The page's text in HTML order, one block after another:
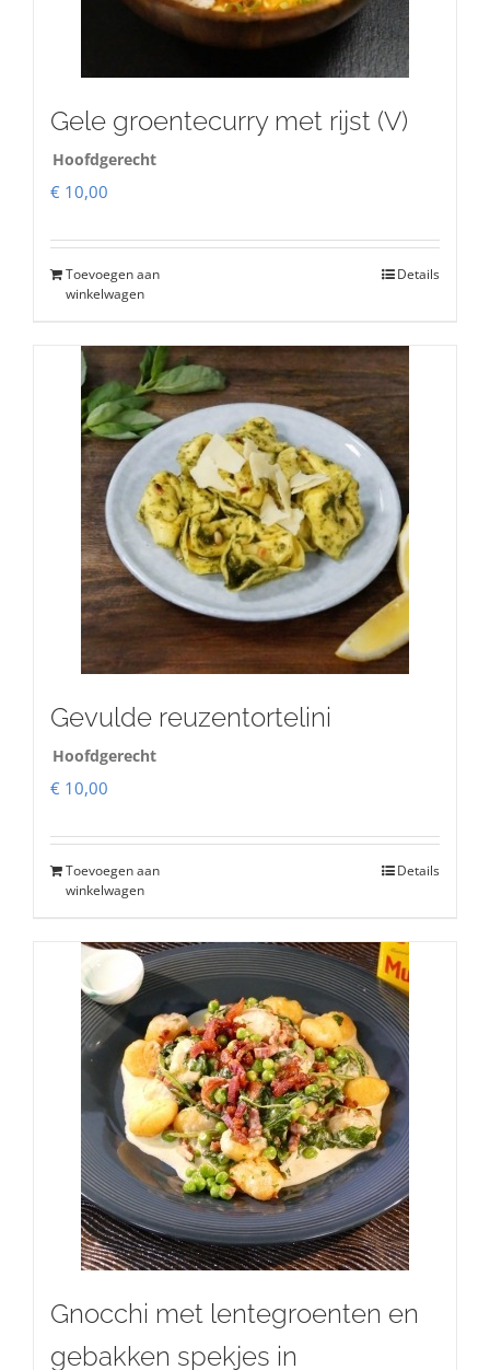
Gele groentecurry met rijst (V)
Hoofdgerecht
€ 10,00
Toevoegen aan
winkelwagen
Details
Gevulde reuzentortelini
Hoofdgerecht
€ 10,00
Toevoegen aan
winkelwagen
Details
Gnocchi met lentegroenten en
gebakken spekjes in